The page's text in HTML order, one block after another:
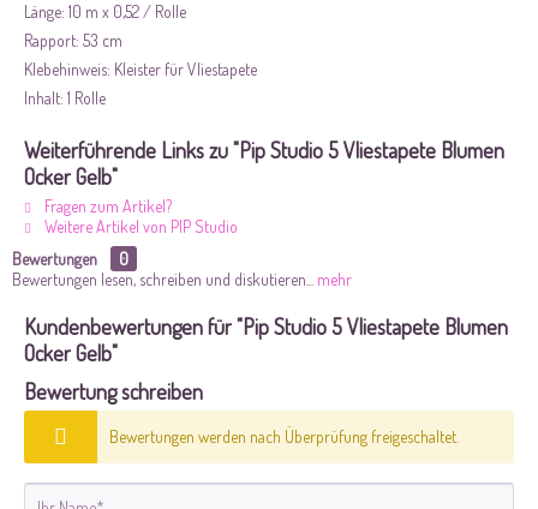
Länge: 10 m x 0,52 / Rolle
Rapport: 53 cm
Klebehinweis: Kleister für Vliestapete
Inhalt: 1 Rolle
Weiterführende Links zu "Pip Studio 5 Vliestapete Blumen
Ocker Gelb"
Fragen zum Artikel?
Weitere Artikel von PIP Studio
Bewertungen
0
Bewertungen lesen, schreiben und diskutieren...
mehr
Kundenbewertungen für "Pip Studio 5 Vliestapete Blumen
Ocker Gelb"
Bewertung schreiben
Bewertungen werden nach Überprüfung freigeschaltet.